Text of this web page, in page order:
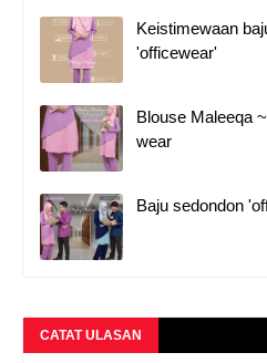
Keistimewaan
'officewear'
Blouse Maleeqa
wear
Baju sedondon
CATAT ULASAN